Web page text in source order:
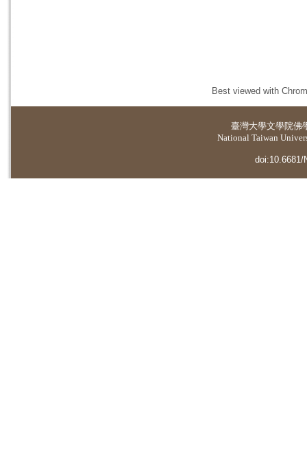
Best viewed with
臺灣大學文學院佛
National Taiwan
doi:10.6681/